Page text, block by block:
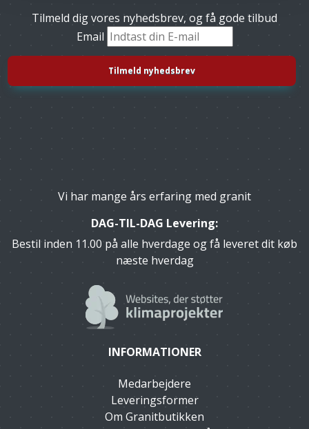
Tilmeld dig vores nyhedsbrev, og få gode tilbud
Email
Vi har mange års erfaring med granit
DAG-TIL-DAG Levering:
Bestil inden 11.00 på alle hverdage og få leveret dit køb
næste hverdag
INFORMATIONER
Medarbejdere
Leveringsformer
Om Granitbutikken